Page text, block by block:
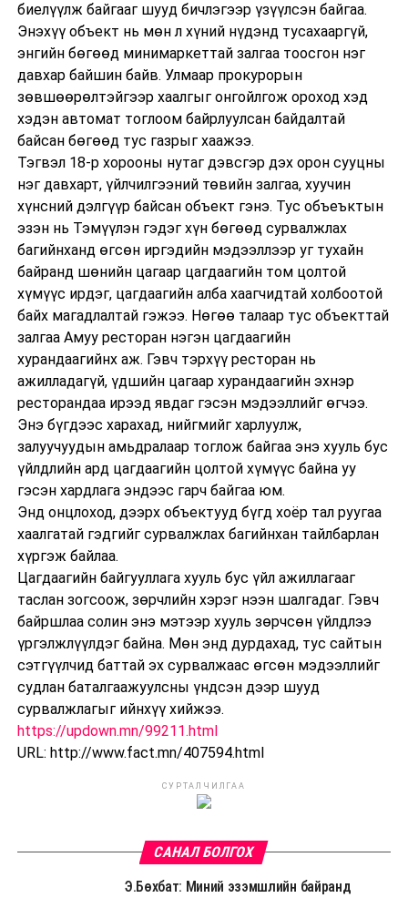
биелүүлж байгааг шууд бичлэгээр үзүүлсэн байгаа.
Энэхүү объект нь мөн л хүний нүдэнд тусахааргүй,
энгийн бөгөөд минимаркеттай залгаа тоосгон нэг
давхар байшин байв. Улмаар прокурорын
зөвшөөрөлтэйгээр хаалгыг онгойлгож ороход хэд
хэдэн автомат тоглоом байрлуулсан байдалтай
байсан бөгөөд тус газрыг хаажээ.
Тэгвэл 18-р хорооны нутаг дэвсгэр дэх орон сууцны
нэг давхарт, үйлчилгээний төвийн залгаа, хуучин
хүнсний дэлгүүр байсан объект гэнэ. Тус объеъктын
эзэн нь Тэмүүлэн гэдэг хүн бөгөөд сурвалжлах
багийнханд өгсөн иргэдийн мэдээллээр уг тухайн
байранд шөнийн цагаар цагдаагийн том цолтой
хүмүүс ирдэг, цагдаагийн алба хаагчидтай холбоотой
байх магадлалтай гэжээ. Нөгөө талаар тус объекттай
залгаа Амуу ресторан нэгэн цагдаагийн
хурандаагийнх аж. Гэвч тэрхүү ресторан нь
ажилладагүй, үдшийн цагаар хурандаагийн эхнэр
ресторандаа ирээд явдаг гэсэн мэдээллийг өгчээ.
Энэ бүгдээс харахад, нийгмийг харлуулж,
залуучуудын амьдралаар тоглож байгаа энэ хууль бус
үйлдлийн ард цагдаагийн цолтой хүмүүс байна уу
гэсэн хардлага эндээс гарч байгаа юм.
Энд онцлоход, дээрх объектууд бүгд хоёр тал руугаа
хаалгатай гэдгийг сурвалжлах багийнхан тайлбарлан
хүргэж байлаа.
Цагдаагийн байгууллага хууль бус үйл ажиллагааг
таслан зогсоож, зөрчлийн хэрэг нээн шалгадаг. Гэвч
байршлаа солин энэ мэтээр хууль зөрчсөн үйлдлээ
үргэлжлүүлдэг байна. Мөн энд дурдахад, тус сайтын
сэтгүүлчид баттай эх сурвалжаас өгсөн мэдээллийг
судлан баталгаажуулсны үндсэн дээр шууд
сурвалжлагыг ийнхүү хийжээ.
https://updown.mn/99211.html
URL: http://www.fact.mn/407594.html
СУРТАЛЧИЛГАА
САНАЛ БОЛГОХ
Э.Бөхбат: Миний эзэмшлийн байранд